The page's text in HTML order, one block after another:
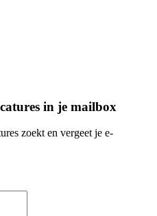
in je mailbox
zoekt en vergeet je e-